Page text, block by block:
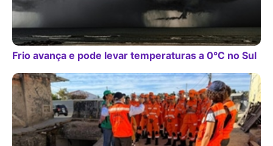
Frio avança e pode levar temperaturas a 0°C no Sul